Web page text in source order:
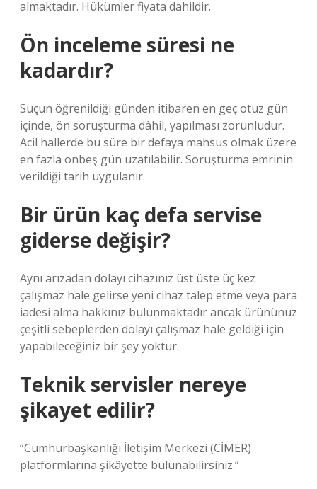
almaktadır. Hükümler fiyata dahildir.
Ön inceleme süresi ne
kadardır?
Suçun öğrenildiği günden itibaren en geç otuz gün
içinde, ön soruşturma dâhil, yapılması zorunludur.
Acil hallerde bu süre bir defaya mahsus olmak üzere
en fazla onbeş gün uzatılabilir. Soruşturma emrinin
verildiği tarih uygulanır.
Bir ürün kaç defa servise
giderse değişir?
Aynı arızadan dolayı cihazınız üst üste üç kez
çalışmaz hale gelirse yeni cihaz talep etme veya para
iadesi alma hakkınız bulunmaktadır ancak ürününüz
çeşitli sebeplerden dolayı çalışmaz hale geldiği için
yapabileceğiniz bir şey yoktur.
Teknik servisler nereye
şikayet edilir?
“Cumhurbaşkanlığı İletişim Merkezi (CİMER)
platformlarına şikâyette bulunabilirsiniz.”